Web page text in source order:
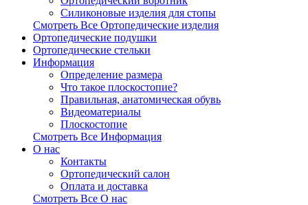
Силиконовые изделия для стопы
Смотреть Все Ортопедические изделия
Ортопедические подушки
Ортопедические стельки
Информация
Определение размера
Что такое плоскостопие?
Правильная, анатомическая обувь
Видеоматериалы
Плоскостопие
Смотреть Все Информация
О нас
Контакты
Ортопедический салон
Оплата и доставка
Смотреть Все О нас